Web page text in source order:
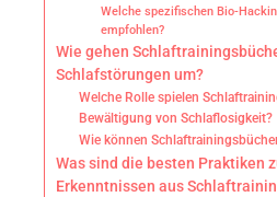
Welche spezifischen Bio-
empfohlen?
Wie gehen
Schlafstörungen um?
Welche Rolle spielen
Bewältigung von Schlaflosigkeit?
Wie können
Was sind die besten Praktiken
Erkenntnissen aus